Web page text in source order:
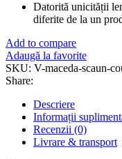
Datorită unicității
diferite de la un
Add to compare
Adaugă la favorite
SKU: V-maceda-scaun-
Share:
Descriere
Informații
Recenzii (0)
Livrare & transport